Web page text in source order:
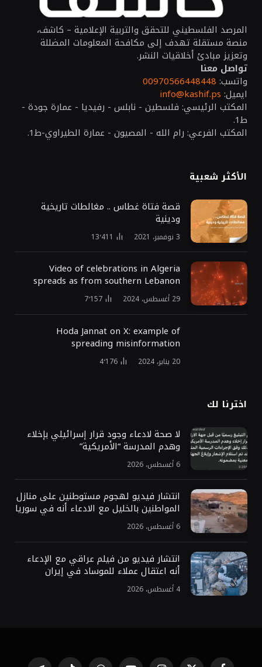
المرصد الفلسطيني للتحقق والتربية الإعلامية – كاشف،
منصة مستقلة تهدف إلى مكافحة المعلومات المضللة
وتعزيز مبادئ أخلاقيات النشر.
تواصل معنا
واتسب: 00970566448448
ايميل: info@kashif.ps
المكتب الرئيسي: فلسطين - نابلس - رفيديا - عمارة جودة -
ط1.
المكتب الفرعي: رام الله - المصيون - عمارة الطيراوي-ط1.
الأكثر شعبية
قصة فتاة غطاس .. مغالطات تاريخية
ودينية
3 نوفمبر، 2021 13٬411
Video of celebrations in Algeria
spreads as from southern Lebanon
29 أغسطس، 2024 7٬157
Hoda Jannat on X: example of
spreading misinformation
20 يناير، 2024 4٬176
اخترنا لك
لا صحة لادعاء وجود قرار إسرائيلي بإخلاء
وهدم المدرسة “الأمريكية”
6 أغسطس، 2026
انتشار فيديو لهجوم مستوطنين على منازل
المواطنين بالخليل مع الادعاء أنه في سوريا
6 أغسطس، 2026
انتشار فيديو من فيلم عراقي مع الإدعاء
أنه اعتقال عملاء للموساد في إيران
4 أغسطس، 2026